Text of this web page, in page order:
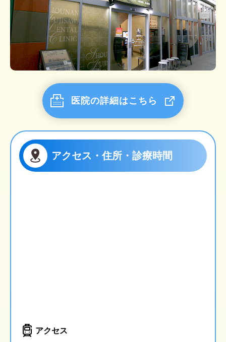
医院の詳細はこちら
アクセス・住所・診療時間
アクセス